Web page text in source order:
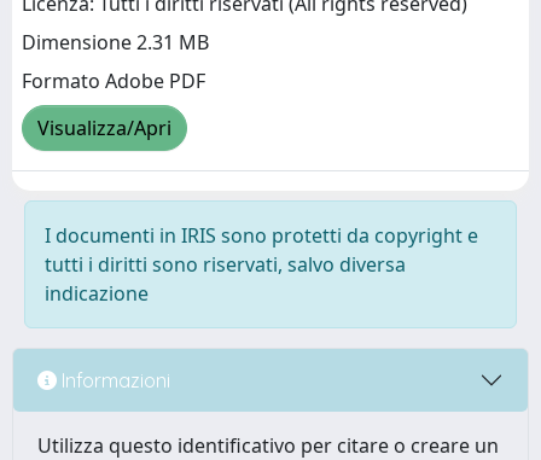
Dimensione 2.31 MB
Formato Adobe PDF
Visualizza/Apri
I documenti in IRIS sono protetti da copyright e
tutti i diritti sono riservati, salvo diversa
indicazione
Informazioni
Utilizza questo identificativo per citare o creare un